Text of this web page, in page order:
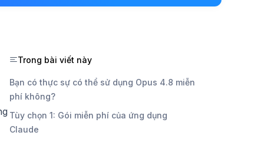
Trong bài viết này
Bạn có thực sự có thể sử dụng Opus 4.8 miễn
phí không?
Tùy chọn 1: Gói miễn phí của ứng dụng
Claude